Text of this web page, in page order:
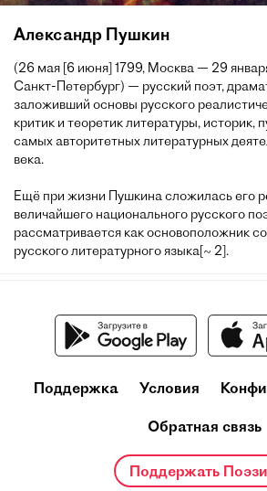
Александр Пушкин
(26 мая [6 июня] 1799, Москва — 29
Санкт-Петербург) — русский поэт,
заложивший основы русского
критик и теоретик литературы, историк,
самых авторитетных литературных
века.
Ещё при жизни Пушкина сложилась его
величайшего национального русского
рассматривается как основоположник
русского литературного языка[~ 2].
Поддержка Условия
Обратная связь
Поддержать